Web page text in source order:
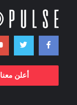
أعلن معنا